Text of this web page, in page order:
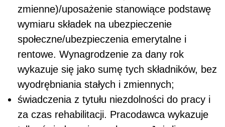
zmienne)/uposażenie stanowiące podstawę
wymiaru składek na ubezpieczenie
społeczne/ubezpieczenia emerytalne i
rentowe. Wynagrodzenie za dany rok
wykazuje się jako sumę tych składników, bez
wyodrębniania stałych i zmiennych;
świadczenia z tytułu niezdolności do pracy i
za czas rehabilitacji. Pracodawca wykazuje